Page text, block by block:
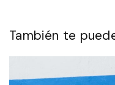
También te